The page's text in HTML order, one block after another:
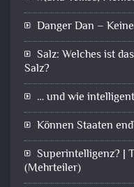
Danger Dan –
Salz: Welches ist
Salz?
… und wie
Können Staaten
Superintelligenz? |
(Mehrteiler)